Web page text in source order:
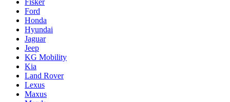
Ford
Honda
Hyundai
Jaguar
Jeep
KG Mobility
Kia
Land Rover
Lexus
Maxus